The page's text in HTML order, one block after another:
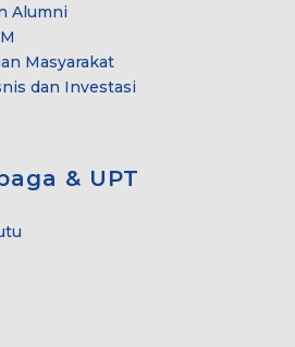
Alumni
Masyarakat
dan Investasi
& UPT